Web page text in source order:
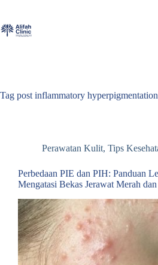
content
Tag post inflammatory hyperpigmentation
Perawatan Kulit, Tips
Perbedaan PIE dan PIH: Panduan
Mengatasi Bekas Jerawat Merah